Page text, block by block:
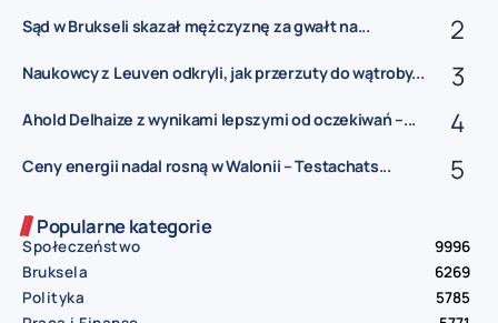
Sąd w Brukseli skazał mężczyznę za gwałt na...
Naukowcy z Leuven odkryli, jak przerzuty do wątroby...
Ahold Delhaize z wynikami lepszymi od oczekiwań –...
Ceny energii nadal rosną w Walonii – Testachats...
Popularne kategorie
Społeczeństwo
9996
Bruksela
6269
Polityka
5785